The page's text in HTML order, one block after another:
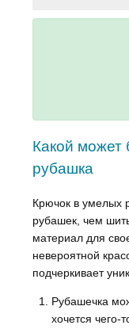
Какой может
рубашка
Крючок в умелых
рубашек, чем
материал для
невероятной
подчеркивает
Рубашечка
хочется чего-